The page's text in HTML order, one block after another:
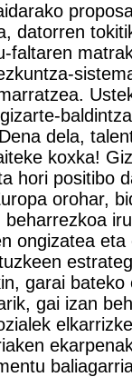
datorren
faltaren
dela,
koxka!
hori positibo
orohar,
ongizatea eta
garai bateko
gai izan